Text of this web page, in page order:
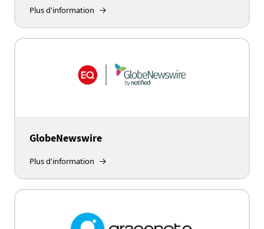
Plus d'information
GlobeNewswire
Plus d'information